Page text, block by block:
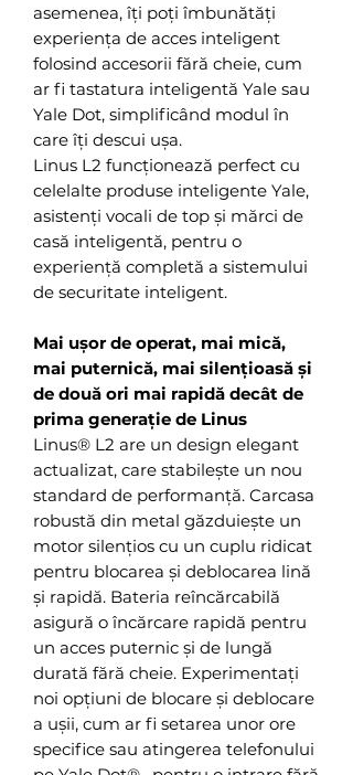
asemenea, îți poți îmbunătăți
experiența de acces inteligent
folosind accesorii fără cheie, cum
ar fi tastatura inteligentă Yale sau
Yale Dot, simplificând modul în
care îți descui ușa.
Linus L2 funcționează perfect cu
celelalte produse inteligente Yale,
asistenți vocali de top și mărci de
casă inteligentă, pentru o
experiență completă a sistemului
de securitate inteligent.
Mai ușor de operat, mai mică,
mai puternică, mai silențioasă și
de două ori mai rapidă decât de
prima generație de Linus
Linus® L2 are un design elegant
actualizat, care stabilește un nou
standard de performanță. Carcasa
robustă din metal găzduiește un
motor silențios cu un cuplu ridicat
pentru blocarea și deblocarea lină
și rapidă. Bateria reîncărcabilă
asigură o încărcare rapidă pentru
un acces puternic și de lungă
durată fără cheie. Experimentați
noi opțiuni de blocare și deblocare
a ușii, cum ar fi setarea unor ore
specifice sau atingerea telefonului